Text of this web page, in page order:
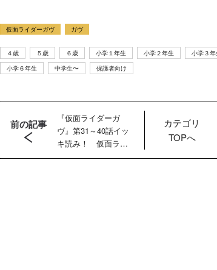
仮面ライダーガヴ ガヴ
４歳 ５歳 ６歳 小学１年生 小学２年生 小学３年
小学６年生
中学生〜 保護者向け
前の記事
『仮面ライダーガ
ヴ』第31～40話イッ
キ読み！ 仮面ライ
ダーガヴがオーバー
カテゴリ
TOPへ
【第6話更新
ウルトラマンシ
リーズ60周年記
仮面ライダ